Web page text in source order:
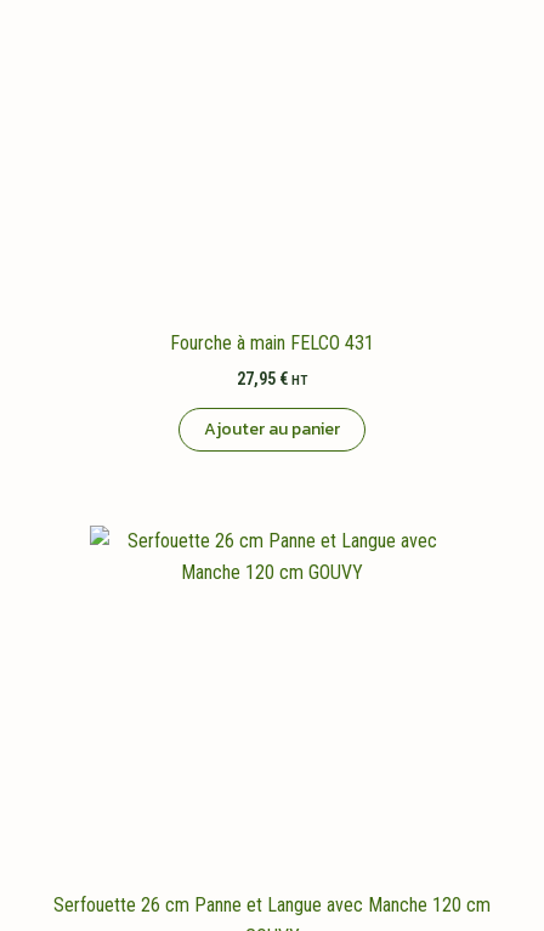
Fourche à main FELCO 431
27,95 € HT
Ajouter au panier
Serfouette 26 cm Panne et Langue avec Manche 120 cm